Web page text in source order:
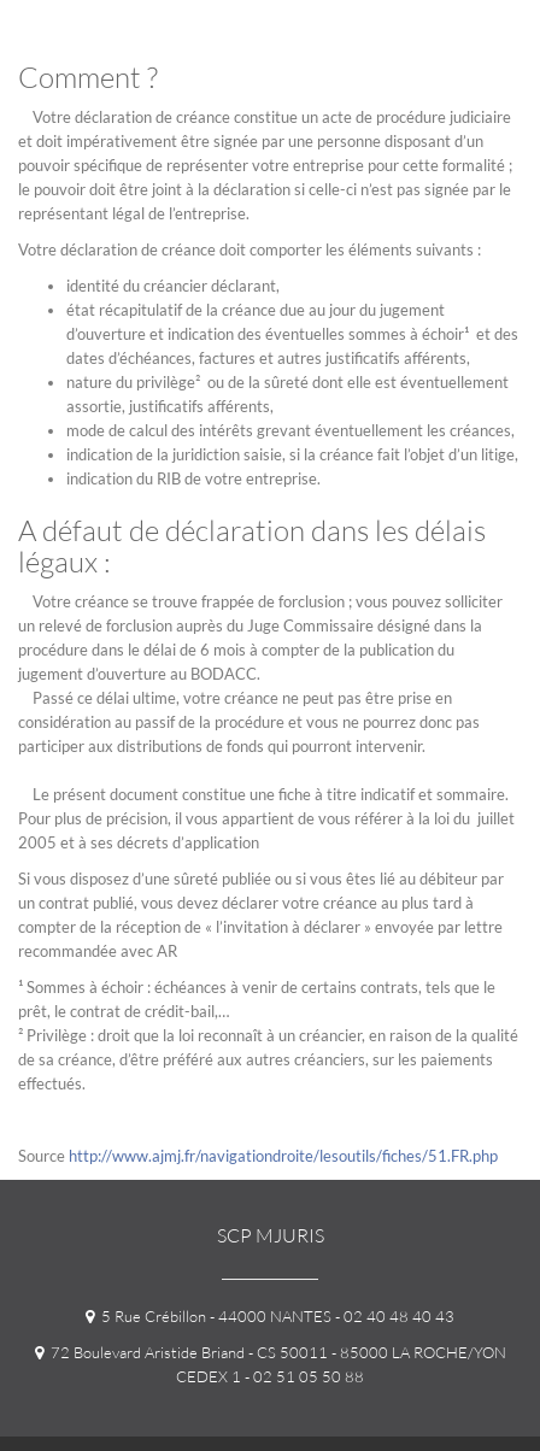
Comment ?
Votre déclaration de créance constitue un acte de procédure judiciaire
et doit impérativement être signée par une personne disposant d’un
pouvoir spécifique de représenter votre entreprise pour cette formalité ;
le pouvoir doit être joint à la déclaration si celle-ci n’est pas signée par le
représentant légal de l’entreprise.
Votre déclaration de créance doit comporter les éléments suivants :
identité du créancier déclarant,
état récapitulatif de la créance due au jour du jugement
d’ouverture et indication des éventuelles sommes à échoir¹ et des
dates d’échéances, factures et autres justificatifs afférents,
nature du privilège² ou de la sûreté dont elle est éventuellement
assortie, justificatifs afférents,
mode de calcul des intérêts grevant éventuellement les créances,
indication de la juridiction saisie, si la créance fait l’objet d’un litige,
indication du RIB de votre entreprise.
A défaut de déclaration dans les délais
légaux :
Votre créance se trouve frappée de forclusion ; vous pouvez solliciter
un relevé de forclusion auprès du Juge Commissaire désigné dans la
procédure dans le délai de 6 mois à compter de la publication du
jugement d’ouverture au BODACC.
Passé ce délai ultime, votre créance ne peut pas être prise en
considération au passif de la procédure et vous ne pourrez donc pas
participer aux distributions de fonds qui pourront intervenir.
Le présent document constitue une fiche à titre indicatif et sommaire.
Pour plus de précision, il vous appartient de vous référer à la loi du juillet
2005 et à ses décrets d’application
Si vous disposez d’une sûreté publiée ou si vous êtes lié au débiteur par
un contrat publié, vous devez déclarer votre créance au plus tard à
compter de la réception de « l’invitation à déclarer » envoyée par lettre
recommandée avec AR
¹ Sommes à échoir : échéances à venir de certains contrats, tels que le
prêt, le contrat de crédit-bail,…
² Privilège : droit que la loi reconnaît à un créancier, en raison de la qualité
de sa créance, d’être préféré aux autres créanciers, sur les paiements
effectués.
Source http://www.ajmj.fr/navigationdroite/lesoutils/fiches/51.FR.php
SCP MJURIS
5 Rue Crébillon - 44000 NANTES- 02 40 48 40 43
72 Boulevard Aristide Briand - CS 50011 - 85000 LA ROCHE/YON
CEDEX 1 - 02 51 05 50 88